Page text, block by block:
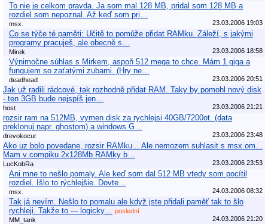
To nie je celkom pravda. Ja som mal 128 MB, pridal som 128 MB a
rozdiel som nepoznal. Až keď som pri…
msx. 23.03.2006 19:03
Co se týče té paměti: Učitě to pomůže přidat RAMku. Záleží, s jakými
programy pracuješ, ale obecně s…
Mirek 23.03.2006 18:58
Výnimočne súhlas s Mirkem, aspoň 512 mega to chce. Mám 1 giga a
fungujem so zaťatými zubami. (Hry ne…
deadhead 23.03.2006 20:51
Jak už radili rádcové, tak rozhodně přidat RAM. Taky by pomohl nový disk
- ten 3GB bude nejspíš jen…
host 23.03.2006 21:21
rozsir ram na 512MB, vymen disk za rychlejsi 40GB/7200ot. (data
preklonuj napr. ghostom) a windows G…
drevokocur 23.03.2006 23:48
Ako uz bolo povedane, rozsir RAMku... Ale nemozem suhlasit s msx.om...
Mam v compiku 2x128Mb RAMky b…
LucKobRa 23.03.2006 23:53
Ani mne to nešlo pomaly. Ale keď som dal 512 MB vtedy som pocítil
rozdiel. Išlo to rýchlejšie. Dovte…
msx. 24.03.2006 08:32
Tak já nevím. Nešlo to pomalu ale když jste přidali paměť tak to šlo
rychleji. Takže to --- logicky…
poslední
MM_tank
24.03.2006 21:20